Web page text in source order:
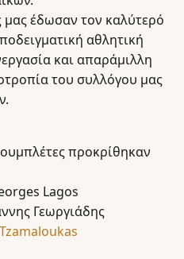
μας έδωσαν τον καλύτερό
αθλητική
και απαράμιλλη
του συλλόγου μας
προκρίθηκαν
Lagos
Γεωργιάδης